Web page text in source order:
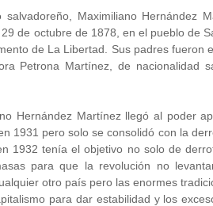
Maximiliano Hernández
de octubre de 1878, en el pueblo de
de La Libertad. Sus padres fueron
Petrona Martínez, de nacionalidad
Hernández Martínez llegó al poder
1931 pero solo se consolidó con la
1932 tenía el objetivo no solo de
para que la revolución no
otro país pero las enormes
para dar estabilidad y los